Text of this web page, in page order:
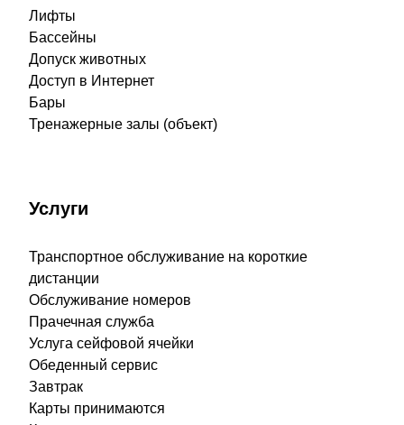
Лифты
Бассейны
Допуск животных
Доступ в Интернет
Бары
Тренажерные залы (объект)
Услуги
Транспортное обслуживание на короткие
дистанции
Обслуживание номеров
Прачечная служба
Услуга сейфовой ячейки
Обеденный сервис
Завтрак
Карты принимаются